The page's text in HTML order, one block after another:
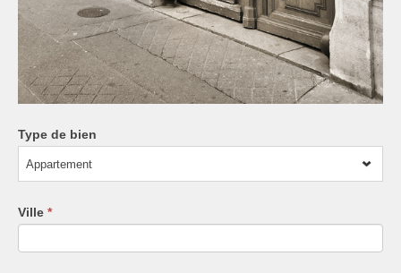
Si
vous
êtes
un
ne
pas
Type de bien
Appartement
Ville *